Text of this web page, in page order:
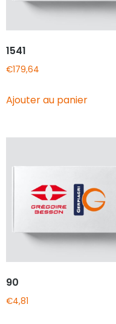
1541
€179,64
Ajouter au panier
90
€4,81